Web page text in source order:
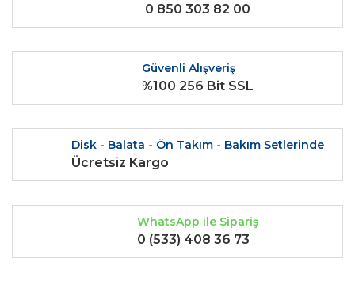
Ürün bilgilerinde hatalar bulunuyor.
Ürün fiyatı diğer sitelerden daha pahalı.
Bu ürüne benzer farklı alternatifler olmalı.
Gönder
0 850 303 82 00
Güvenli Alışveriş
%100 256 Bit SSL
Disk - Balata - Ön Takım - Bakım Setlerinde
Ücretsiz Kargo
WhatsApp ile Sipariş
0 (533) 408 36 73